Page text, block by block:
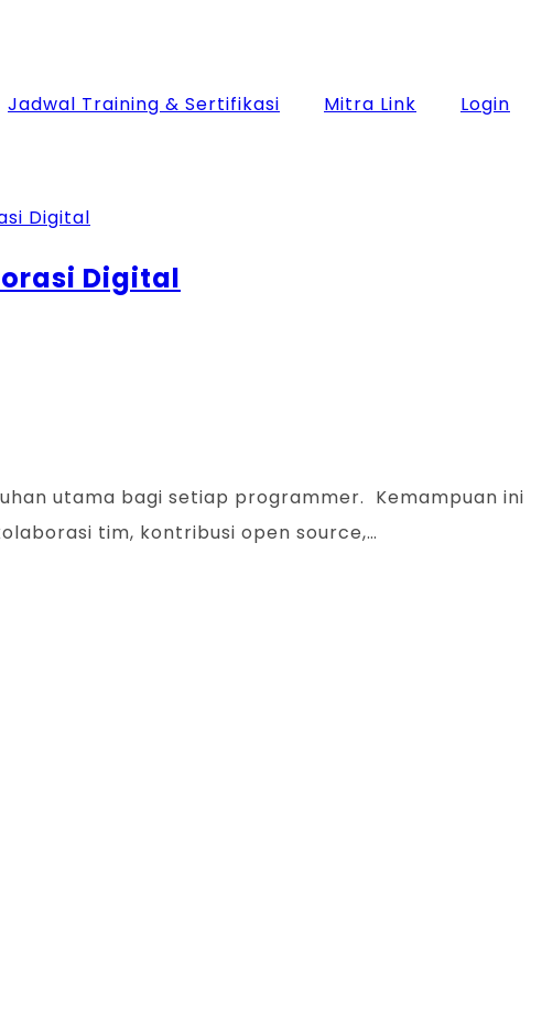
Jadwal Training & Sertifikasi Mitra Link
Login
Digital
utama bagi setiap programmer. Kemampuan ini
tim, kontribusi open source,…